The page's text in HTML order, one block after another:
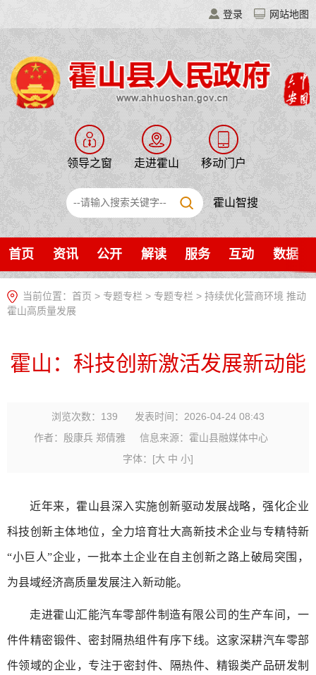
登录 网站地图
领导之窗 走进霍山 移动门户
霍山智搜
首页 资讯 公开 解读 服务 互动 数据
当前位置： 首页 > 专题专栏 > 专题专栏 > 持续优化营商环境 推动
霍山高质量发展
霍山：科技创新激活发展新动能
浏览次数： 139
发表时间：2026-04-24 08:43
作者：殷康兵 郑倩雅
信息来源：霍山县融媒体中心
字体： [大 中 小]
近年来，霍山县深入实施创新驱动发展战略，强化企业
科技创新主体地位，全力培育壮大高新技术企业与专精特新
“小巨人”企业，一批本土企业在自主创新之路上破局突围，
为县域经济高质量发展注入新动能。
走进霍山汇能汽车零部件制造有限公司的生产车间，一
件件精密锻件、密封隔热组件有序下线。这家深耕汽车零部
件领域的企业，专注于密封件、隔热件、精锻类产品研发制